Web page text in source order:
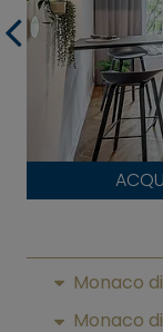
Monaco
Monaco